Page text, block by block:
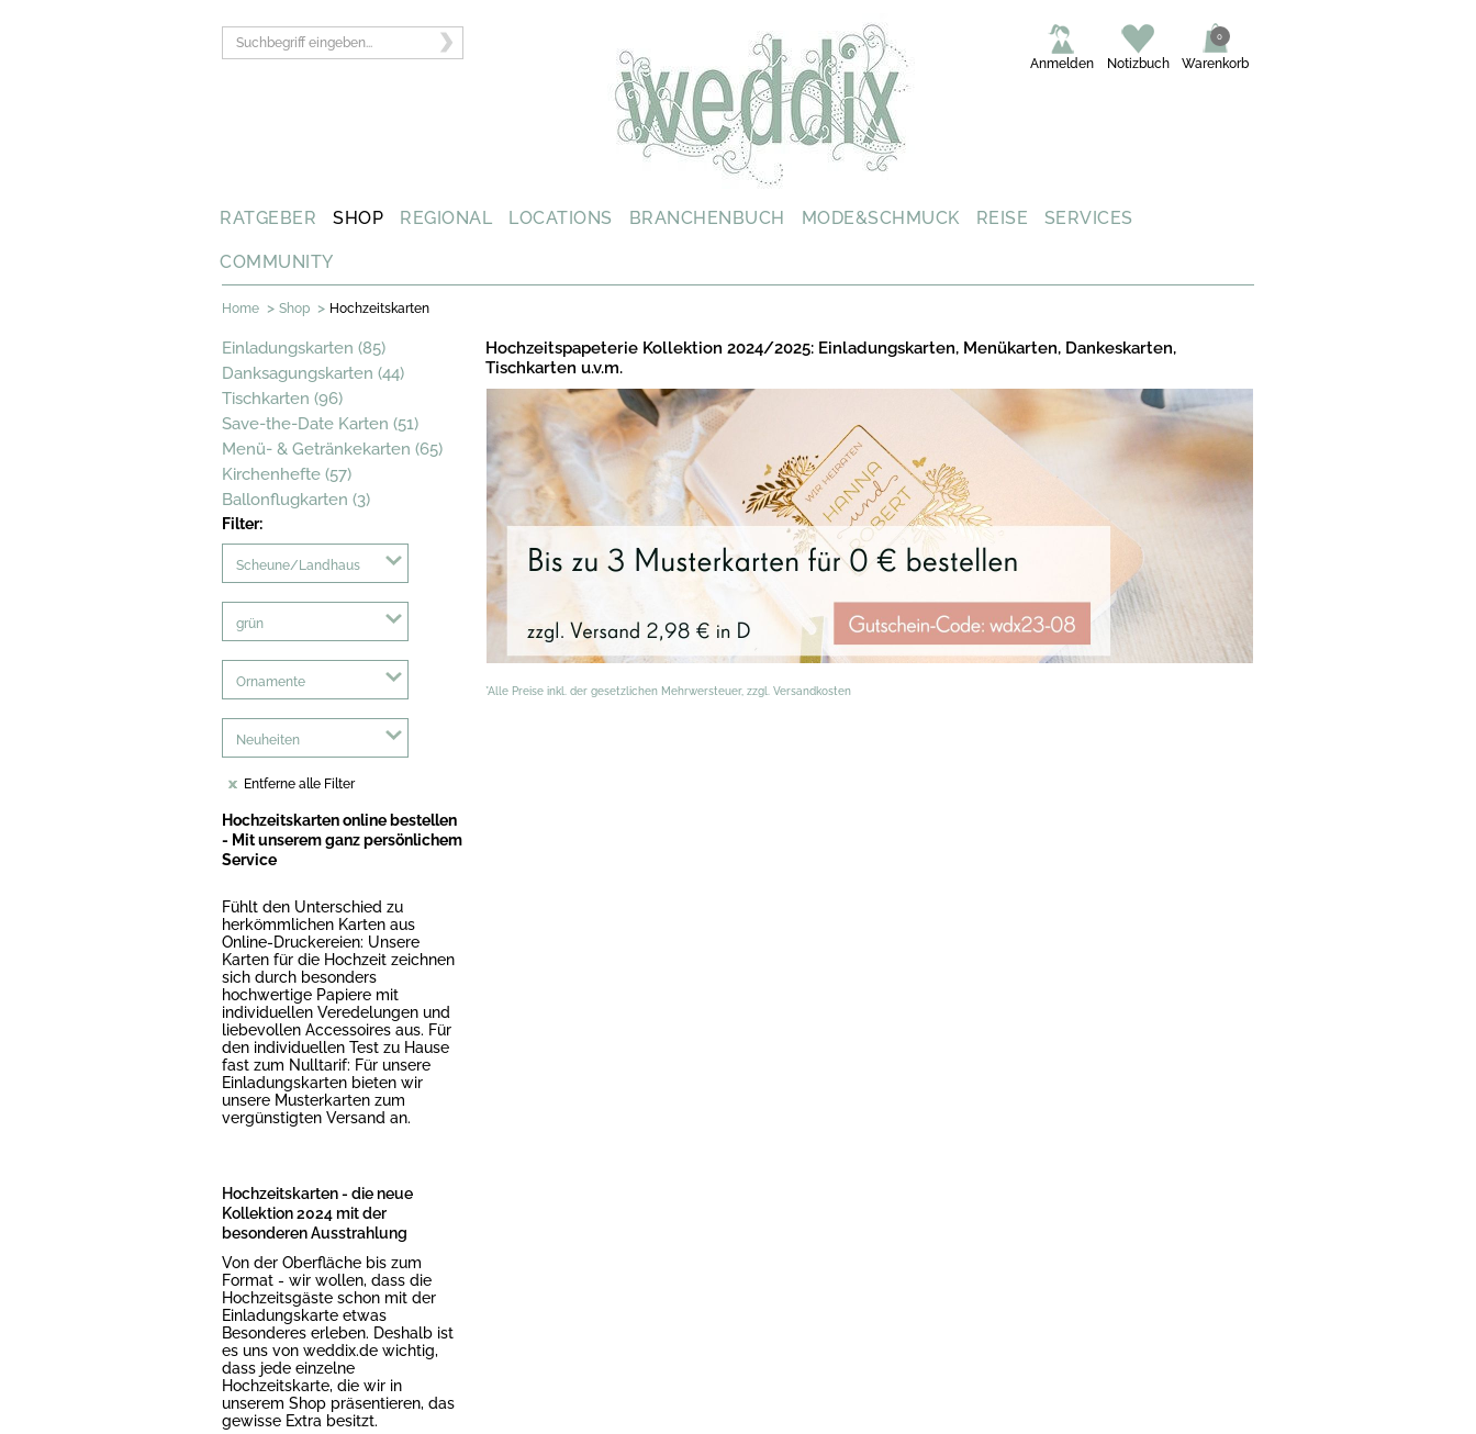
Warenkorb
0
Notizbuch
Anmelden
RATGEBER SHOP REGIONAL LOCATIONS BRANCHENBUCH MODE&SCHMUCK REISE SERVICES
COMMUNITY
Home > Shop > Hochzeitskarten
Einladungskarten (85)
Danksagungskarten (44)
Tischkarten (96)
Save-the-Date Karten (51)
Menü- & Getränkekarten (65)
Kirchenhefte (57)
Ballonflugkarten (3)
Filter:
Scheune/Landhaus
grün
Ornamente
Neuheiten
Entferne alle Filter
Hochzeitskarten online bestellen
- Mit unserem ganz persönlichem
Service
Fühlt den Unterschied zu
herkömmlichen Karten aus
Online-Druckereien: Unsere
Karten für die Hochzeit zeichnen
sich durch besonders
hochwertige Papiere mit
individuellen Veredelungen und
liebevollen Accessoires aus. Für
den individuellen Test zu Hause
fast zum Nulltarif: Für unsere
Einladungskarten bieten wir
unsere Musterkarten zum
vergünstigten Versand an.
Hochzeitskarten - die neue
Kollektion 2024 mit der
besonderen Ausstrahlung
Von der Oberfläche bis zum
Format - wir wollen, dass die
Hochzeitsgäste schon mit der
Einladungskarte etwas
Besonderes erleben. Deshalb ist
es uns von weddix.de wichtig,
dass jede einzelne
Hochzeitskarte, die wir in
unserem Shop präsentieren, das
gewisse Extra besitzt.
Hochzeitspapeterie Kollektion 2024/2025: Einladungskarten, Menükarten, Dankeskarten,
Tischkarten u.v.m.
*Alle Preise inkl. der gesetzlichen Mehrwersteuer, zzgl. Versandkosten